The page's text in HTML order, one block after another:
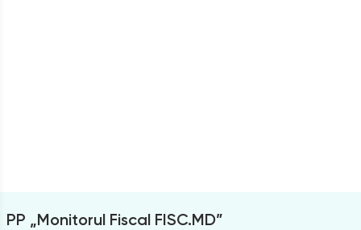
PP „Monitorul Fiscal FISC.MD”